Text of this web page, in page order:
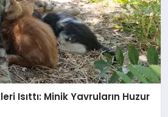
Isıttı: Minik Yavruların Huzur